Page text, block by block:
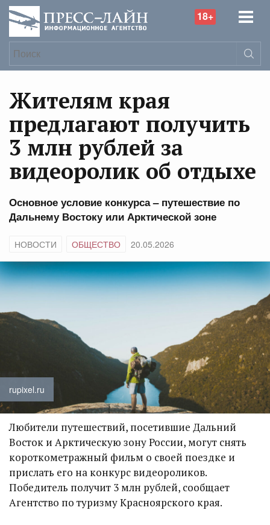
18+
Жителям края
предлагают получить
3 млн рублей за
видеоролик об отдыхе
Основное условие конкурса – путешествие по
Дальнему Востоку или Арктической зоне
НОВОСТИ ОБЩЕСТВО 20.05.2026
rupixel.ru
Любители путешествий, посетившие Дальний
Восток и Арктическую зону России, могут снять
короткометражный фильм о своей поездке и
прислать его на конкурс видеороликов.
Победитель получит 3 млн рублей, сообщает
Агентство по туризму Красноярского края.